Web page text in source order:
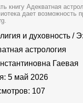
книгу Адекватная
дает возможность
и духовность /
астрология
Гаевая
5 май 2026
107